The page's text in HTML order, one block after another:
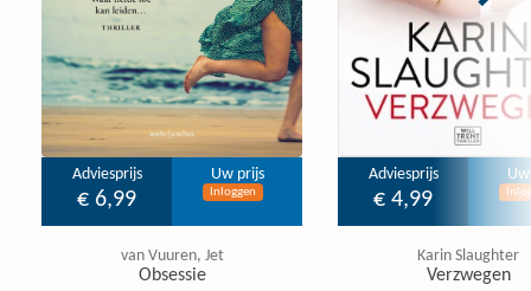
Adviesprijs
€ 6,99
Uw prijs
Inloggen
van Vuuren, Jet
Obsessie
Adviesprijs
€ 4,99
Karin Slaughter
Verzwegen